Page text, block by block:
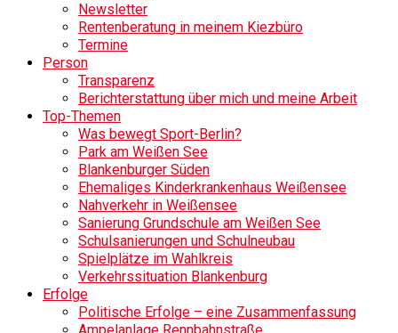
Newsletter
Rentenberatung in meinem Kiezbüro
Termine
Person
Transparenz
Berichterstattung über mich und meine Arbeit
Top-Themen
Was bewegt Sport-Berlin?
Park am Weißen See
Blankenburger Süden
Ehemaliges Kinderkrankenhaus Weißensee
Nahverkehr in Weißensee
Sanierung Grundschule am Weißen See
Schulsanierungen und Schulneubau
Spielplätze im Wahlkreis
Verkehrssituation Blankenburg
Erfolge
Politische Erfolge – eine Zusammenfassung